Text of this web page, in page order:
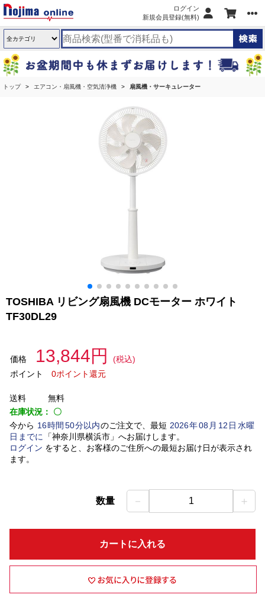
ログイン
新規会員登録(無料)
トップ エアコン・扇風機・空気清浄機 扇風機・サーキュレーター
TOSHIBA リビング扇風機 DCモーター ホワイト
TF30DL29
価格 13,844円
(税込)
ポイント
0ポイント還元
送料
無料
在庫状況： 〇
今から 16時間 50分以内のご注文で、最短 2026年08 月 12 日水曜
日 までに 「神奈川県横浜市」 へお届けします。
ログイン をすると、お客様のご住所への最短お届け日が表示され
ます。
数量 － 1 ＋
カートに入れる